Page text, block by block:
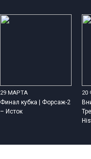
29 МАРТА
Финал кубка | Форсаж-2
– Исток
20